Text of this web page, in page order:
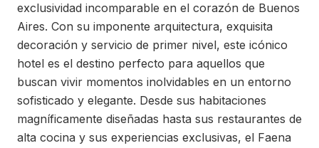
exclusividad incomparable en el corazón de Buenos
Aires. Con su imponente arquitectura, exquisita
decoración y servicio de primer nivel, este icónico
hotel es el destino perfecto para aquellos que
buscan vivir momentos inolvidables en un entorno
sofisticado y elegante. Desde sus habitaciones
magníficamente diseñadas hasta sus restaurantes de
alta cocina y sus experiencias exclusivas, el Faena